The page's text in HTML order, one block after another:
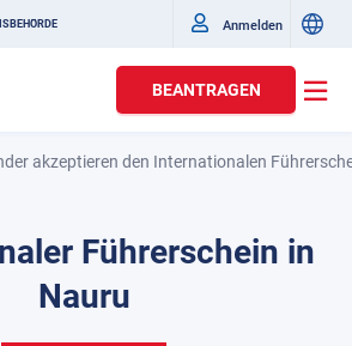
Anmelden
BEANTRAGEN
akzeptieren den Internationalen
Führerschein in
Nauru